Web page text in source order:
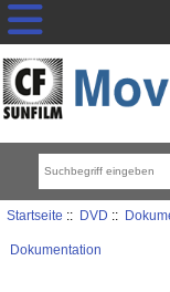
Startseite :: DVD ::
Dokumentation